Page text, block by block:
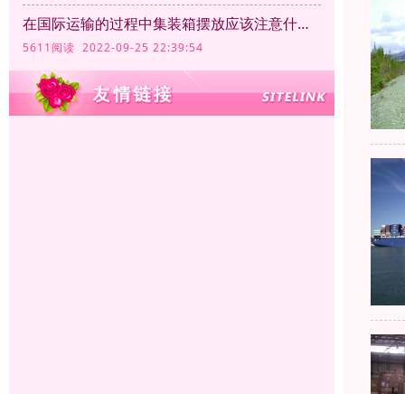
在国际运输的过程中集装箱摆放应该注意什么？
5611阅读 2022-09-25 22:39:54